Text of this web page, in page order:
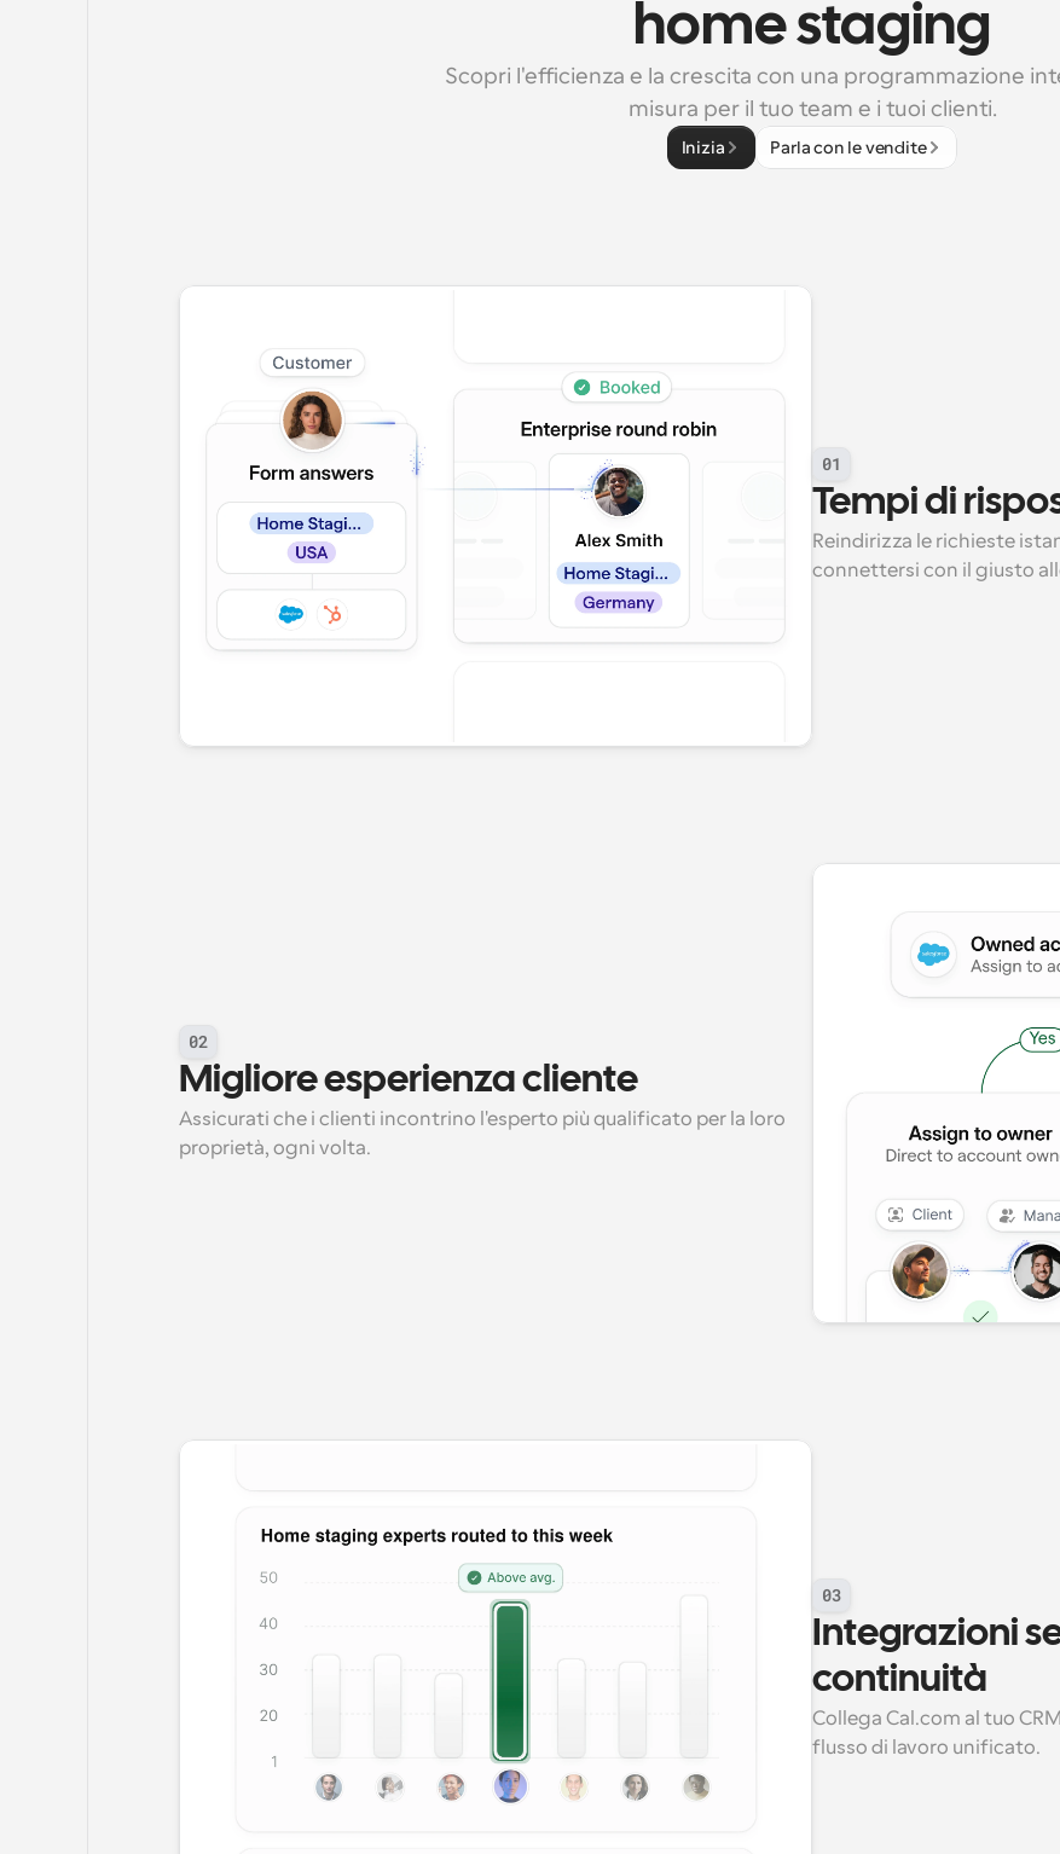
home staging
Scopri l'efficienza e la crescita con una programmazione
misura per il tuo team e i tuoi clienti.
Inizia Parla con le vendite
01
Tempi di
Reindirizza le richieste
connettersi con il giusto
02
Migliore esperienza cliente
Assicurati che i clienti incontrino l'esperto più qualificato per la loro
proprietà, ogni volta.
03
Integrazioni
continuità
Collega Cal.com al tuo
flusso di lavoro unificato.